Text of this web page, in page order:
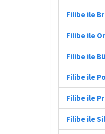
Filibe ile
Filibe ile
Filibe ile
Filibe ile
Filibe ile
Filibe ile